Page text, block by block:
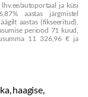
autoportaal ja küsi
aastas järgmistel
aastas (fikseeritud),
periood 71 kuud,
11 326,96 € ja
haagise,